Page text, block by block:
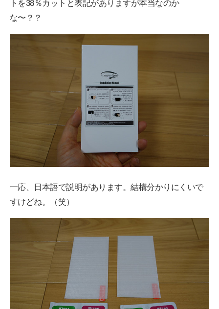
トを38％カットと表記がありますが本当なのか
な〜？？
一応、日本語で説明があります。結構分かりにくいで
すけどね。（笑）